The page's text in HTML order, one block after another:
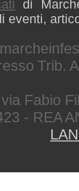
di
eventi,
Trib.
Fabio
- REA